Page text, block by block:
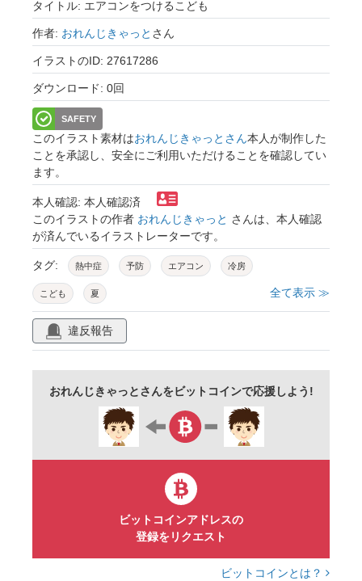
タイトル: エアコンをつけるこども
作者: おれんじきゃっと さん
イラストのID: 27617286
ダウンロード: 0回
SAFETY
このイラスト素材はおれんじきゃっとさん本人が制作した
ことを承認し、安全にご利用いただけることを確認してい
ます。
本人確認: 本人確認済
このイラストの作者 おれんじきゃっと さんは、本人確認
が済んでいるイラストレーターです。
タグ: 熱中症 予防 エアコン 冷房
こども 夏 全て表示 ≫
違反報告
おれんじきゃっとさんをビットコインで応援しよう!
ビットコインアドレスの
登録をリクエスト
ビットコインとは？